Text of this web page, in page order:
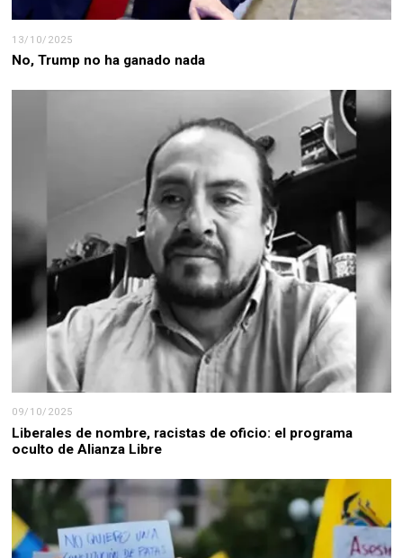
13/10/2025
No, Trump no ha ganado nada
09/10/2025
Liberales de nombre, racistas de oficio: el programa
oculto de Alianza Libre